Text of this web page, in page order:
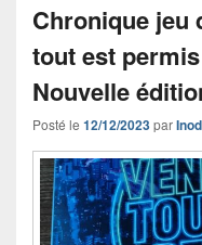
Chronique jeu
tout est
Nouvelle
Posté le 12/12/2023parInod